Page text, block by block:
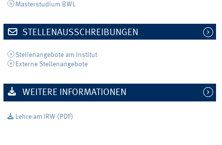
Masterstudium BWL
STELLENAUSSCHREIBUNGEN
Stellenangebote am Institut
Externe Stellenangebote
WEITERE INFORMATIONEN
Lehre am IRW (PDF)